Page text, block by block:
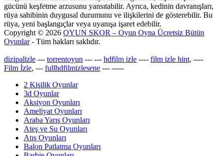
gücünü keşfetme arzusunu yansıtabilir. Ayrıca, kedinin davranışları,
rüya sahibinin duygusal durumunu ve ilişkilerini de gösterebilir. Bu
rüya, yeni başlangıçlar veya uyanışa işaret edebilir.
Copyright © 2026 OYUN SKOR – Oyun Oyna Ücretsiz Bütün
Oyunlar- Tüm hakları saklıdır.
dizipalizle --- torrentoyun --- --- hdfilm izle ---- film izle hint, ----
Film İzle, --- fullhdfilmizlesene --- -----
2 Kişilik Oyunlar
3d Oyunlar
Aksiyon Oyunları
Ameliyat Oyunları
Araba Yarış Oyunları
Ateş ve Su Oyunları
Atış Oyunları
Balon Patlatma Oyunları